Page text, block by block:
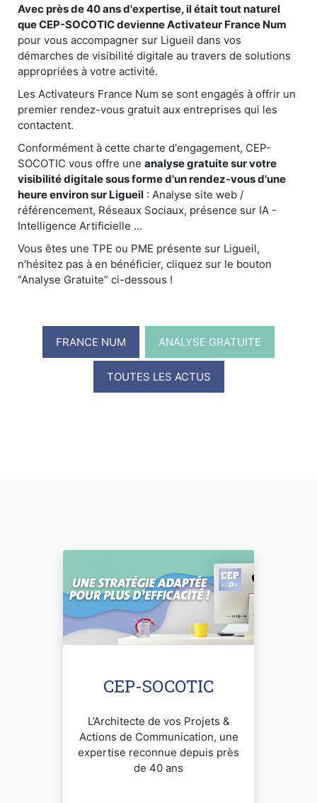
Avec près de 40 ans d'expertise, il était tout naturel
que CEP-SOCOTIC devienne Activateur France Num
pour vous accompagner sur Ligueil dans vos
démarches de visibilité digitale au travers de solutions
appropriées à votre activité.
Les Activateurs France Num se sont engagés à offrir un
premier rendez-vous gratuit aux entreprises qui les
contactent.
Conformément à cette charte d'engagement, CEP-
SOCOTIC vous offre une analyse gratuite sur votre
visibilité digitale sous forme d'un rendez-vous d'une
heure environ sur Ligueil : Analyse site web /
référencement, Réseaux Sociaux, présence sur IA -
Intelligence Artificielle ...
Vous êtes une TPE ou PME présente sur Ligueil,
n'hésitez pas à en bénéficier, cliquez sur le bouton
“Analyse Gratuite” ci-dessous !
FRANCE NUM ANALYSE GRATUITE
TOUTES LES ACTUS
CEP-SOCOTIC
L’Architecte de vos Projets &
Actions de Communication, une
expertise reconnue depuis près
de 40 ans